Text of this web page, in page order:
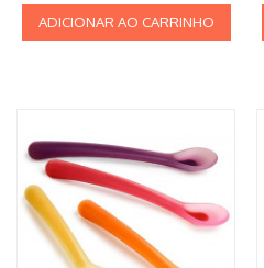
ADICIONAR AO CARRINHO